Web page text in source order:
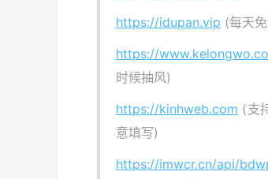
https://idupan.vip (每天
https://
时候抽风)
https://kinhweb.com (支
意填写)
https://imwcr.cn/api/